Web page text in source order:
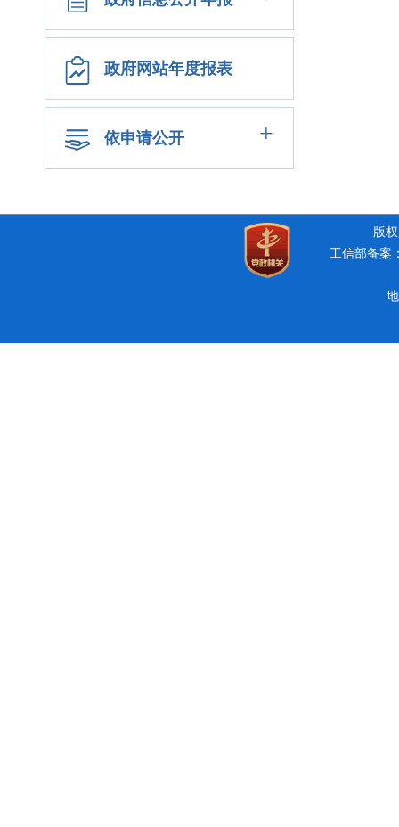
政府网站年度报表
依申请公开 +
版
工信部备案